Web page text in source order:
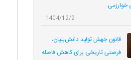
خوارزمی
1404/12/2
قانون جهش تولید دانش‌بنیان،
فرصتی تاریخی برای کاهش فاصله